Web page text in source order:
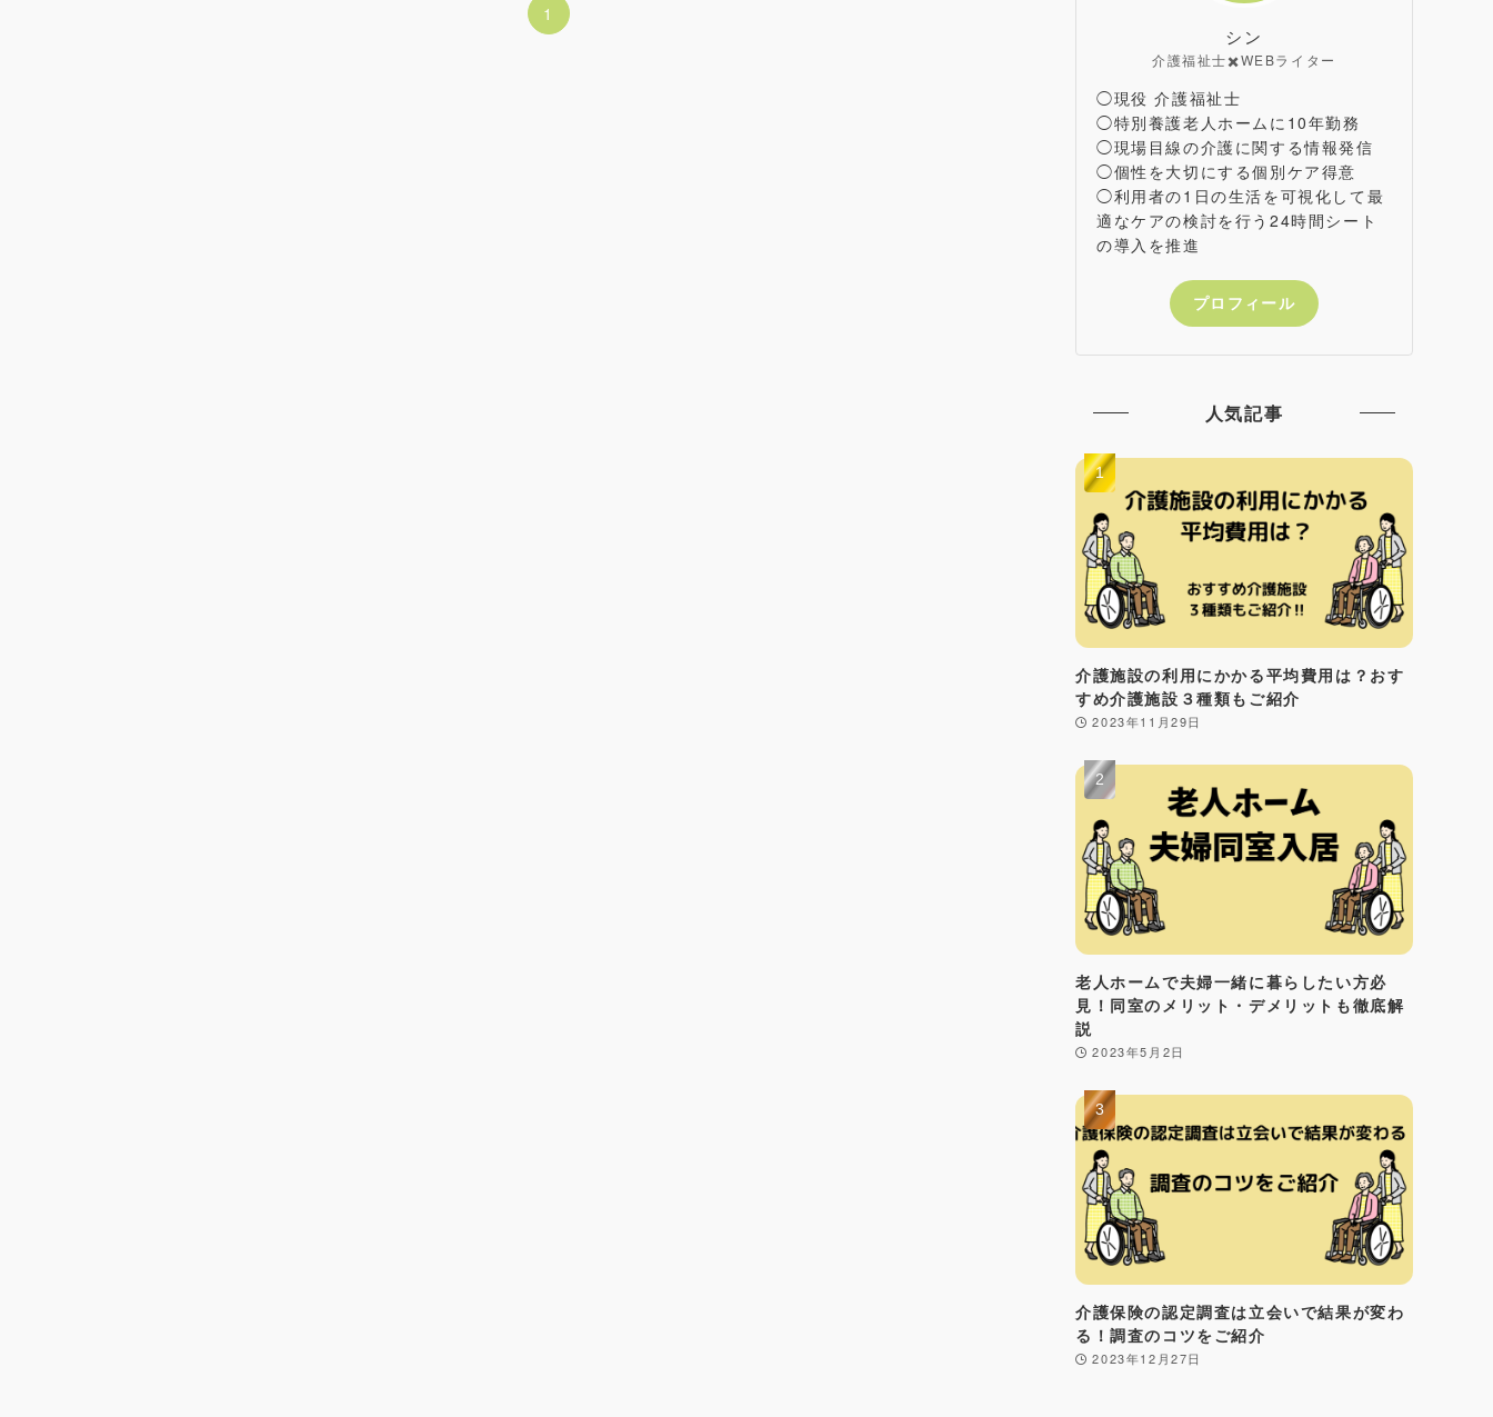
1
シン
介護福祉士✖️WEBライター
◯現役 介護福祉士
◯特別養護老人ホームに10年勤務
◯現場目線の介護に関する情報発信
◯個性を大切にする個別ケア得意
◯利用者の1日の生活を可視化して最
適なケアの検討を行う24時間シート
の導入を推進
プロフィール
人気記事
介護施設の利用にかかる平均費用は？おす
すめ介護施設３種類もご紹介
2023年11月29日
老人ホームで夫婦一緒に暮らしたい方必
見！同室のメリット・デメリットも徹底解
説
2023年5月2日
介護保険の認定調査は立会いで結果が変わ
る！調査のコツをご紹介
2023年12月27日